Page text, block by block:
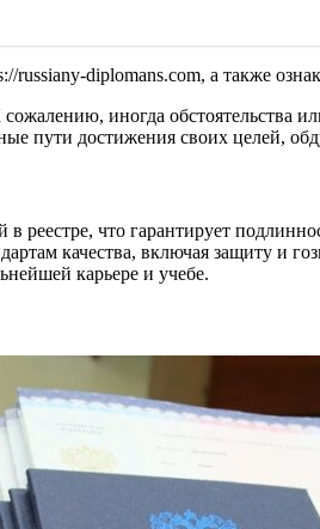
diplomans.com, а также
иногда обстоятельства
пути достижения своих целей,
реестре, что гарантирует
качества, включая защиту и
карьере и учебе.